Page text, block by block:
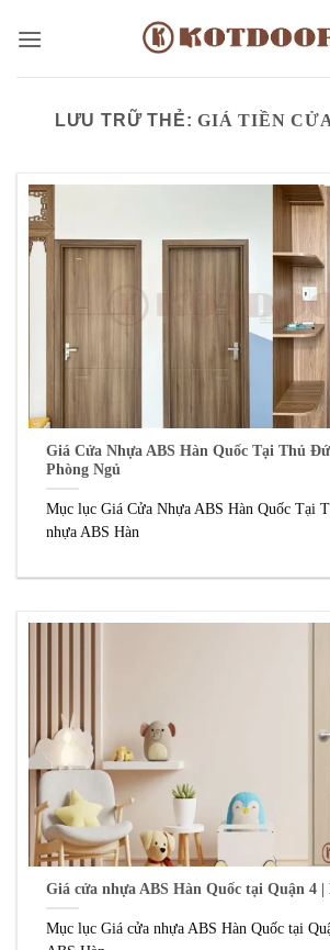
qua
LƯU TRỮ THẺ:GIÁ TIỀN
Giá Cửa Nhựa ABS Hàn Quốc Tại Thủ
Phòng Ngủ
Mục lục Giá Cửa Nhựa ABS Hàn Quốc Tại
nhựa ABS Hàn
Giá cửa nhựa ABS Hàn Quốc tại Quận 4
Mục lục Giá cửa nhựa ABS Hàn Quốc tại